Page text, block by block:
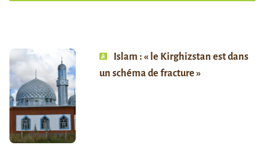
Islam : « le Kirghizstan est dans
un schéma de fracture »